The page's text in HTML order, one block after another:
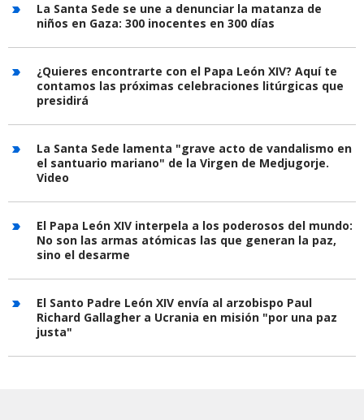
La Santa Sede se une a denunciar la matanza de
niños en Gaza: 300 inocentes en 300 días
¿Quieres encontrarte con el Papa León XIV? Aquí te
contamos las próximas celebraciones litúrgicas que
presidirá
La Santa Sede lamenta "grave acto de vandalismo en
el santuario mariano" de la Virgen de Medjugorje.
Video
El Papa León XIV interpela a los poderosos del mundo:
No son las armas atómicas las que generan la paz,
sino el desarme
El Santo Padre León XIV envía al arzobispo Paul
Richard Gallagher a Ucrania en misión "por una paz
justa"